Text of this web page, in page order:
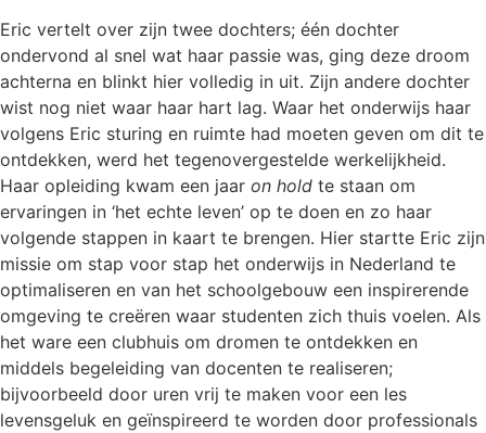
Eric vertelt over zijn twee dochters; één dochter
ondervond al snel wat haar passie was, ging deze droom
achterna en blinkt hier volledig in uit. Zijn andere dochter
wist nog niet waar haar hart lag. Waar het onderwijs haar
volgens Eric sturing en ruimte had moeten geven om dit te
ontdekken, werd het tegenovergestelde werkelijkheid.
Haar opleiding kwam een jaar on hold te staan om
ervaringen in ‘het echte leven’ op te doen en zo haar
volgende stappen in kaart te brengen. Hier startte Eric zijn
missie om stap voor stap het onderwijs in Nederland te
optimaliseren en van het schoolgebouw een inspirerende
omgeving te creëren waar studenten zich thuis voelen. Als
het ware een clubhuis om dromen te ontdekken en
middels begeleiding van docenten te realiseren;
bijvoorbeeld door uren vrij te maken voor een les
levensgeluk en geïnspireerd te worden door professionals